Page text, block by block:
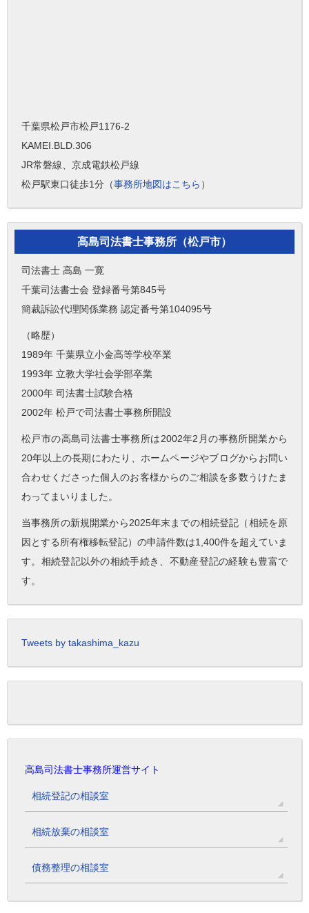
千葉県松戸市松戸1176-2
KAMEI.BLD.306
JR常磐線、京成電鉄松戸線
松戸駅東口徒歩1分（事務所地図はこちら ）
高島司法書士事務所（松戸市）
司法書士 高島 一寛
千葉司法書士会 登録番号第845号
簡裁訴訟代理関係業務 認定番号第104095号
（略歴）
1989年 千葉県立小金高等学校卒業
1993年 立教大学社会学部卒業
2000年 司法書士試験合格
2002年 松戸で司法書士事務所開設
松戸市の高島司法書士事務所は2002年2月の事務所開業から
20年以上の長期にわたり、ホームページやブログからお問い
合わせくださった個人のお客様からのご相談を多数うけたま
わってまいりました。
当事務所の新規開業から2025年末までの相続登記（相続を原
因とする所有権移転登記）の申請件数は1,400件を超えていま
す。相続登記以外の相続手続き、不動産登記の経験も豊富で
す。
Tweets by takashima_kazu
高島司法書士事務所運営サイト
相続登記の相談室
相続放棄の相談室
債務整理の相談室